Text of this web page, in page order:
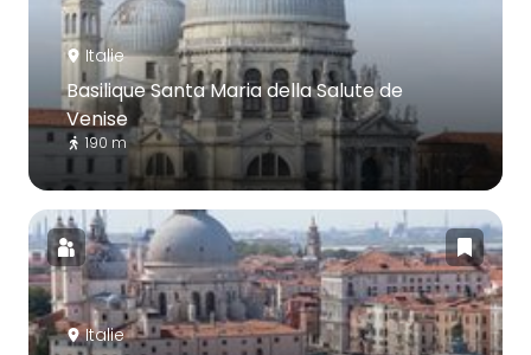
Italie
Basilique Santa Maria della Salute de
Venise
190 m
Italie